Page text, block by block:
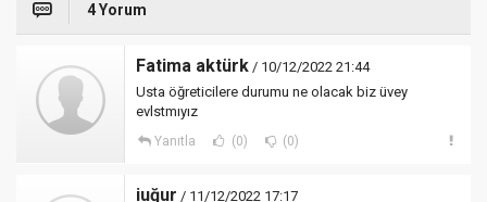
4 Yorum
Fatima aktürk / 10/12/2022 21:44
Usta öğreticilere durumu ne olacak biz üvey
evlstmıyız
Yanıtla (0) (0)
iuğur / 11/12/2022 17:17